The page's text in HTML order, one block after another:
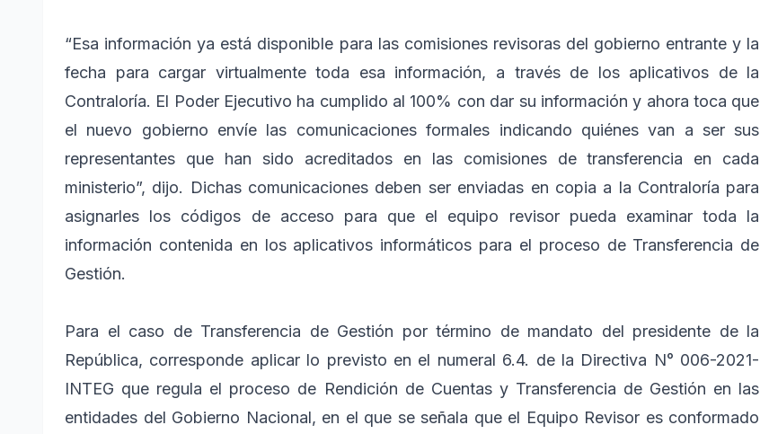
“Esa información ya está disponible para las comisiones revisoras del gobierno entrante y la
fecha para cargar virtualmente toda esa información, a través de los aplicativos de la
Contraloría. El Poder Ejecutivo ha cumplido al 100% con dar su información y ahora toca que
el nuevo gobierno envíe las comunicaciones formales indicando quiénes van a ser sus
representantes que han sido acreditados en las comisiones de transferencia en cada
ministerio”, dijo. Dichas comunicaciones deben ser enviadas en copia a la Contraloría para
asignarles los códigos de acceso para que el equipo revisor pueda examinar toda la
información contenida en los aplicativos informáticos para el proceso de Transferencia de
Gestión.
Para el caso de Transferencia de Gestión por término de mandato del presidente de la
República, corresponde aplicar lo previsto en el numeral 6.4. de la Directiva N° 006-2021-
INTEG que regula el proceso de Rendición de Cuentas y Transferencia de Gestión en las
entidades del Gobierno Nacional, en el que se señala que el Equipo Revisor es conformado